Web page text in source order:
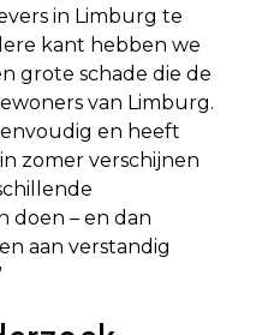
in Limburg te
kant hebben we
grote schade die de
van Limburg.
en heeft
zomer verschijnen
doen – en dan
aan verstandig